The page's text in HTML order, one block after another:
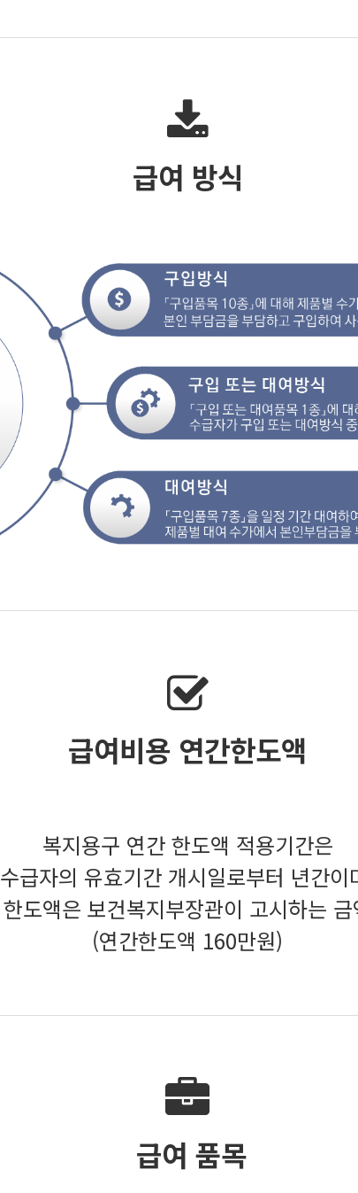
급여 방식
급여비용 연간한도액
복지용구 연간 한도액 적용기간은
수급자의 유효기간 개시일로부터 년간이
한도액은 보건복지부장관이 고시하는 금
(연간한도액 160만원)
급여 품목